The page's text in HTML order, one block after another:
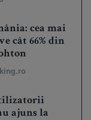
cea mai
cât 66% din
ajuns la